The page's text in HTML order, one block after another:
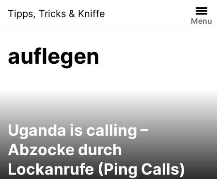
content
Tipps, Tricks & Kniffe
Menu
auflegen
Uganda is calling –
Abzocke durch
Lockanrufe (Ping Calls)